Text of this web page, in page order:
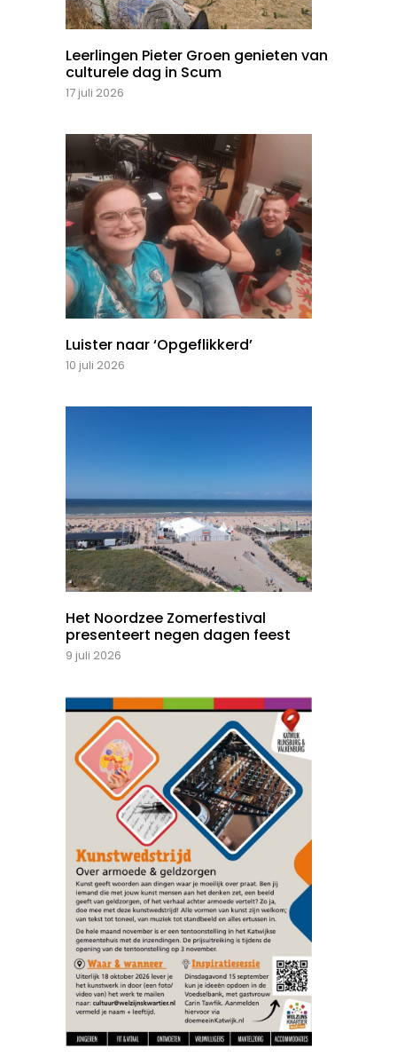
Leerlingen Pieter Groen genieten van
culturele dag in Scum
17 juli 2026
Luister naar ‘Opgeflikkerd’
10 juli 2026
Het Noordzee Zomerfestival
presenteert negen dagen feest
9 juli 2026